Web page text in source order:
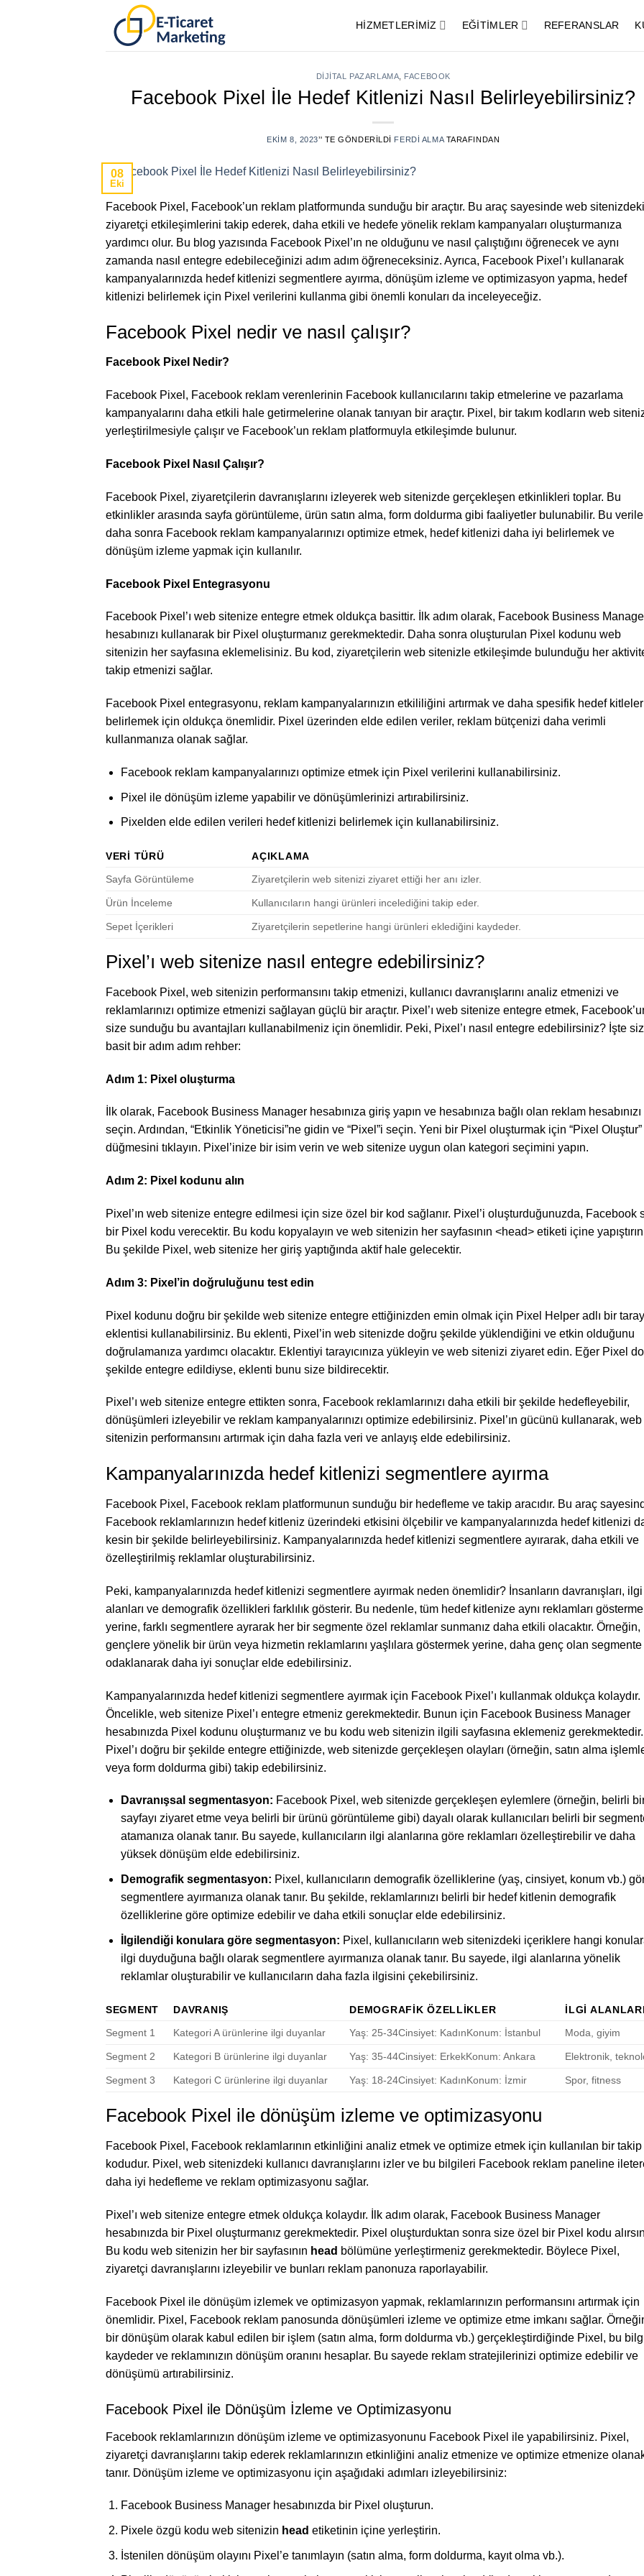
HIZMETLERIMIZ EĞITIMLER REFERANSLAR
DIJITAL PAZARLAMA FACEBOOK
Facebook Pixel İle Hedef Kitlenizi Nasıl Belirleyebilirsiniz?
EKIM 8, 2023’' TE GÖNDERILDI FERDI ALMATARAFINDAN
08
Eki
Facebook Pixel, Facebook’un reklam platformunda sunduğu bir araçtır. Bu araç sayesinde web sitenizdeki
ziyaretçi etkileşimlerini takip ederek, daha etkili ve hedefe yönelik reklam kampanyaları oluşturmanıza
yardımcı olur. Bu blog yazısında Facebook Pixel’ın ne olduğunu ve nasıl çalıştığını öğrenecek ve aynı
zamanda nasıl entegre edebileceğinizi adım adım öğreneceksiniz. Ayrıca, Facebook Pixel’ı kullanarak
kampanyalarınızda hedef kitlenizi segmentlere ayırma, dönüşüm izleme ve optimizasyon yapma, hedef
kitlenizi belirlemek için Pixel verilerini kullanma gibi önemli konuları da inceleyeceğiz.
Facebook Pixel nedir ve nasıl çalışır?
Facebook Pixel Nedir?
Facebook Pixel, Facebook reklam verenlerinin Facebook kullanıcılarını takip etmelerine ve pazarlama
kampanyalarını daha etkili hale getirmelerine olanak tanıyan bir araçtır. Pixel, bir takım kodların web
yerleştirilmesiyle çalışır ve Facebook’un reklam platformuyla etkileşimde bulunur.
Facebook Pixel Nasıl Çalışır?
Facebook Pixel, ziyaretçilerin davranışlarını izleyerek web sitenizde gerçekleşen etkinlikleri toplar. Bu
etkinlikler arasında sayfa görüntüleme, ürün satın alma, form doldurma gibi faaliyetler bulunabilir. Bu
daha sonra Facebook reklam kampanyalarınızı optimize etmek, hedef kitlenizi daha iyi belirlemek ve
dönüşüm izleme yapmak için kullanılır.
Facebook Pixel Entegrasyonu
Facebook Pixel’ı web sitenize entegre etmek oldukça basittir. İlk adım olarak, Facebook Business
hesabınızı kullanarak bir Pixel oluşturmanız gerekmektedir. Daha sonra oluşturulan Pixel kodunu web
sitenizin her sayfasına eklemelisiniz. Bu kod, ziyaretçilerin web sitenizle etkileşimde bulunduğu her
takip etmenizi sağlar.
Facebook Pixel entegrasyonu, reklam kampanyalarınızın etkililiğini artırmak ve daha spesifik hedef kitleler
belirlemek için oldukça önemlidir. Pixel üzerinden elde edilen veriler, reklam bütçenizi daha verimli
kullanmanıza olanak sağlar.
Facebook reklam kampanyalarınızı optimize etmek için Pixel verilerini kullanabilirsiniz.
Pixel ile dönüşüm izleme yapabilir ve dönüşümlerinizi artırabilirsiniz.
Pixelden elde edilen verileri hedef kitlenizi belirlemek için kullanabilirsiniz.
VERI TÜRÜ
AÇIKLAMA
Sayfa Görüntüleme
Ziyaretçilerin web sitenizi ziyaret ettiği her anı izler.
Ürün İnceleme Kullanıcıların hangi ürünleri incelediğini takip eder.
Sepet İçerikleri Ziyaretçilerin sepetlerine hangi ürünleri eklediğini kaydeder.
Pixel’ı web sitenize nasıl entegre edebilirsiniz?
Facebook Pixel, web sitenizin performansını takip etmenizi, kullanıcı davranışlarını analiz etmenizi ve
reklamlarınızı optimize etmenizi sağlayan güçlü bir araçtır. Pixel’ı web sitenize entegre etmek,
size sunduğu bu avantajları kullanabilmeniz için önemlidir. Peki, Pixel’ı nasıl entegre edebilirsiniz? İşte
basit bir adım adım rehber:
Adım 1: Pixel oluşturma
İlk olarak, Facebook Business Manager hesabınıza giriş yapın ve hesabınıza bağlı olan reklam hesabınızı
seçin. Ardından, “Etkinlik Yöneticisi”ne gidin ve “Pixel”i seçin. Yeni bir Pixel oluşturmak için “Pixel Oluştur”
düğmesini tıklayın. Pixel’inize bir isim verin ve web sitenize uygun olan kategori seçimini yapın.
Adım 2: Pixel kodunu alın
Pixel’ın web sitenize entegre edilmesi için size özel bir kod sağlanır. Pixel’i oluşturduğunuzda, Facebook
bir Pixel kodu verecektir. Bu kodu kopyalayın ve web sitenizin her sayfasının <head> etiketi içine
Bu şekilde Pixel, web sitenize her giriş yaptığında aktif hale gelecektir.
Adım 3: Pixel’in doğruluğunu test edin
Pixel kodunu doğru bir şekilde web sitenize entegre ettiğinizden emin olmak için Pixel Helper adlı bir
eklentisi kullanabilirsiniz. Bu eklenti, Pixel’in web sitenizde doğru şekilde yüklendiğini ve etkin olduğunu
doğrulamanıza yardımcı olacaktır. Eklentiyi tarayıcınıza yükleyin ve web sitenizi ziyaret edin. Eğer Pixel
şekilde entegre edildiyse, eklenti bunu size bildirecektir.
Pixel’ı web sitenize entegre ettikten sonra, Facebook reklamlarınızı daha etkili bir şekilde hedefleyebilir,
dönüşümleri izleyebilir ve reklam kampanyalarınızı optimize edebilirsiniz. Pixel’ın gücünü kullanarak, web
sitenizin performansını artırmak için daha fazla veri ve anlayış elde edebilirsiniz.
Kampanyalarınızda hedef kitlenizi segmentlere ayırma
Facebook Pixel, Facebook reklam platformunun sunduğu bir hedefleme ve takip aracıdır. Bu araç
Facebook reklamlarınızın hedef kitleniz üzerindeki etkisini ölçebilir ve kampanyalarınızda hedef kitlenizi
kesin bir şekilde belirleyebilirsiniz. Kampanyalarınızda hedef kitlenizi segmentlere ayırarak, daha etkili ve
özelleştirilmiş reklamlar oluşturabilirsiniz.
Peki, kampanyalarınızda hedef kitlenizi segmentlere ayırmak neden önemlidir? İnsanların davranışları, ilgi
alanları ve demografik özellikleri farklılık gösterir. Bu nedenle, tüm hedef kitlenize aynı reklamları
yerine, farklı segmentlere ayrarak her bir segmente özel reklamlar sunmanız daha etkili olacaktır. Örneğin,
gençlere yönelik bir ürün veya hizmetin reklamlarını yaşlılara göstermek yerine, daha genç olan segmente
odaklanarak daha iyi sonuçlar elde edebilirsiniz.
Kampanyalarınızda hedef kitlenizi segmentlere ayırmak için Facebook Pixel’ı kullanmak oldukça kolaydır.
Öncelikle, web sitenize Pixel’ı entegre etmeniz gerekmektedir. Bunun için Facebook Business Manager
hesabınızda Pixel kodunu oluşturmanız ve bu kodu web sitenizin ilgili sayfasına eklemeniz gerekmektedir.
Pixel’ı doğru bir şekilde entegre ettiğinizde, web sitenizde gerçekleşen olayları (örneğin, satın alma
veya form doldurma gibi) takip edebilirsiniz.
Davranışsal segmentasyon: Facebook Pixel, web sitenizde gerçekleşen eylemlere (örneğin, belirli
sayfayı ziyaret etme veya belirli bir ürünü görüntüleme gibi) dayalı olarak kullanıcıları belirli bir
atamanıza olanak tanır. Bu sayede, kullanıcıların ilgi alanlarına göre reklamları özelleştirebilir ve daha
yüksek dönüşüm elde edebilirsiniz.
Demografik segmentasyon: Pixel, kullanıcıların demografik özelliklerine (yaş, cinsiyet, konum vb.)
segmentlere ayırmanıza olanak tanır. Bu şekilde, reklamlarınızı belirli bir hedef kitlenin demografik
özelliklerine göre optimize edebilir ve daha etkili sonuçlar elde edebilirsiniz.
İlgilendiği konulara göre segmentasyon: Pixel, kullanıcıların web sitenizdeki içeriklere hangi
ilgi duyduğuna bağlı olarak segmentlere ayırmanıza olanak tanır. Bu sayede, ilgi alanlarına yönelik
reklamlar oluşturabilir ve kullanıcıların daha fazla ilgisini çekebilirsiniz.
SEGMENT DAVRANIŞ DEMOGRAFIK ÖZELLIKLER
İLGI
Segment 1
Kategori A ürünlerine ilgi duyanlar Yaş: 25-34Cinsiyet: KadınKonum: İstanbul Moda, giyim
Segment 2 Kategori B ürünlerine ilgi duyanlar Yaş: 35-44Cinsiyet: ErkekKonum: Ankara Elektronik,
Segment 3 Kategori C ürünlerine ilgi duyanlar Yaş: 18-24Cinsiyet: KadınKonum: İzmir Spor, fitness
Facebook Pixel ile dönüşüm izleme ve optimizasyonu
Facebook Pixel, Facebook reklamlarının etkinliğini analiz etmek ve optimize etmek için kullanılan bir takip
kodudur. Pixel, web sitenizdeki kullanıcı davranışlarını izler ve bu bilgileri Facebook reklam paneline
daha iyi hedefleme ve reklam optimizasyonu sağlar.
Pixel’ı web sitenize entegre etmek oldukça kolaydır. İlk adım olarak, Facebook Business Manager
hesabınızda bir Pixel oluşturmanız gerekmektedir. Pixel oluşturduktan sonra size özel bir Pixel kodu
Bu kodu web sitenizin her bir sayfasının head bölümüne yerleştirmeniz gerekmektedir. Böylece Pixel,
ziyaretçi davranışlarını izleyebilir ve bunları reklam panonuza raporlayabilir.
Facebook Pixel ile dönüşüm izlemek ve optimizasyon yapmak, reklamlarınızın performansını artırmak için
önemlidir. Pixel, Facebook reklam panosunda dönüşümleri izleme ve optimize etme imkanı sağlar.
bir dönüşüm olarak kabul edilen bir işlem (satın alma, form doldurma vb.) gerçekleştirdiğinde Pixel, bu
kaydeder ve reklamınızın dönüşüm oranını hesaplar. Bu sayede reklam stratejilerinizi optimize edebilir ve
dönüşümü artırabilirsiniz.
Facebook Pixel ile Dönüşüm İzleme ve Optimizasyonu
Facebook reklamlarınızın dönüşüm izleme ve optimizasyonunu Facebook Pixel ile yapabilirsiniz. Pixel,
ziyaretçi davranışlarını takip ederek reklamlarınızın etkinliğini analiz etmenize ve optimize etmenize
tanır. Dönüşüm izleme ve optimizasyonu için aşağıdaki adımları izleyebilirsiniz:
Facebook Business Manager hesabınızda bir Pixel oluşturun.
Pixele özgü kodu web sitenizin head etiketinin içine yerleştirin.
İstenilen dönüşüm olayını Pixel’e tanımlayın (satın alma, form doldurma, kayıt olma vb.).